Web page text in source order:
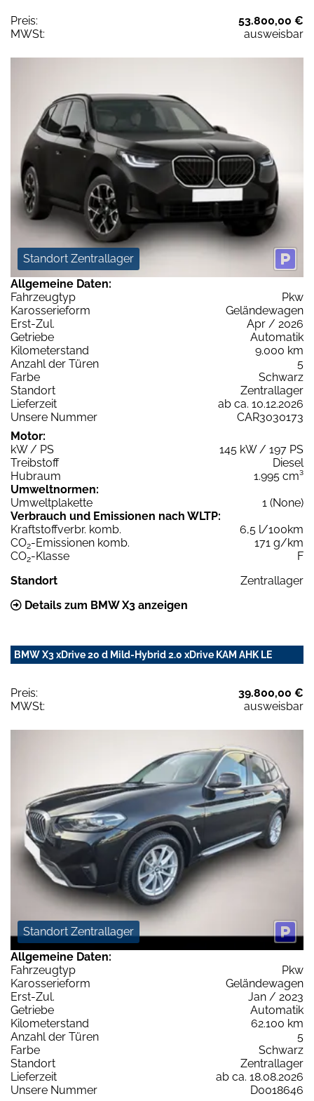
Preis:
53.800,00 €
MWSt:
ausweisbar
Standort Zentrallager
Allgemeine Daten:
Fahrzeugtyp
Pkw
Karosserieform
Geländewagen
Erst-Zul.
Apr / 2026
Getriebe
Automatik
Kilometerstand
9.000 km
Anzahl der Türen
5
Farbe
Schwarz
Standort
Zentrallager
Lieferzeit
ab ca. 10.12.2026
Unsere Nummer
CAR3030173
Motor:
kW / PS
145 kW / 197 PS
Treibstoff
Diesel
Hubraum
1.995 cm³
Umweltnormen:
Umweltplakette
1 (None)
Verbrauch und Emissionen nach WLTP:
Kraftstoffverbr. komb.
6,5 l/100km
CO2-Emissionen komb.
171 g/km
CO2-Klasse
F
Standort
Zentrallager
Details zum BMW X3 anzeigen
BMW X3 xDrive 20 d Mild-Hybrid 2.0 xDrive KAM AHK LE
Preis:
39.800,00 €
MWSt:
ausweisbar
Standort Zentrallager
Allgemeine Daten:
Fahrzeugtyp
Pkw
Karosserieform
Geländewagen
Erst-Zul.
Jan / 2023
Getriebe
Automatik
Kilometerstand
62.100 km
Anzahl der Türen
5
Farbe
Schwarz
Standort
Zentrallager
Lieferzeit
ab ca. 18.08.2026
Unsere Nummer
D0018646